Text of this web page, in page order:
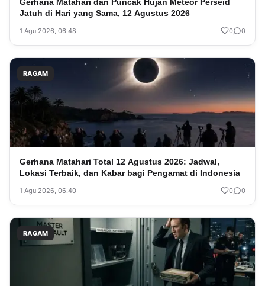
Jatuh di Hari yang Sama, 12 Agustus 2026
1 Agu 2026, 06.48 0 0
RAGAM
Gerhana Matahari Total 12 Agustus 2026: Jadwal,
Lokasi Terbaik, dan Kabar bagi Pengamat di Indonesia
1 Agu 2026, 06.40 0 0
RAGAM